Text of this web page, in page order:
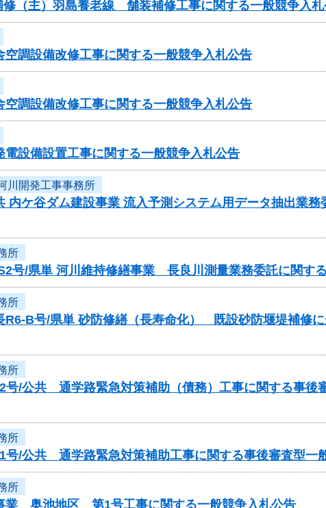
（主）羽島養老線 舗装補修工事に関する一般競争入札
空調設備改修工事に関する一般競争入札公告
空調設備改修工事に関する一般競争入札公告
電設備設置工事に関する一般競争入札公告
川開発工事事務所
内ケ谷ダム建設事業 流入予測システム用データ抽出業
所
号/県単 河川維持修繕事業 長良川測量業務委託に関す
所
R6-B号/県単 砂防修繕（長寿命化） 既設砂防堰堤補修
所
2号/公共 通学路緊急対策補助（債務）工事に関する事後
所
1号/公共 通学路緊急対策補助工事に関する事後審査型一
所
業 奥池地区 第1号工事に関する一般競争入札公告